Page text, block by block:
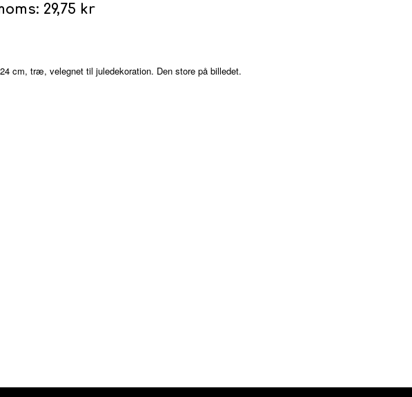
29,75 kr
cm, træ, velegnet til juledekoration. Den store på billedet.